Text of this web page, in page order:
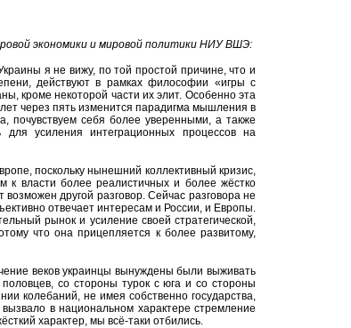
экономики и мировой политики НИУ ВШЭ:
я не вижу, по той простой причине, что и
действуют в рамках философии «игры с
кроме некоторой части их элит. Особенно эта
через пять изменится парадигма мышления в
почувствуем себя более уверенными, а также
усиления интеграционных процессов на
поскольку нынешний коллективный кризис,
власти более реалистичных и более жёстко
другой разговор. Сейчас разговора не
отвечает интересам и России, и Европы.
рынок и усиление своей стратегической,
что она прицепляется к более развитому,
веков украинцы вынуждены были выживать
со стороны турок с юга и со стороны
колебаний, не имея собственно государства,
в национальном характере стремление
характер, мы всё-таки отбились.